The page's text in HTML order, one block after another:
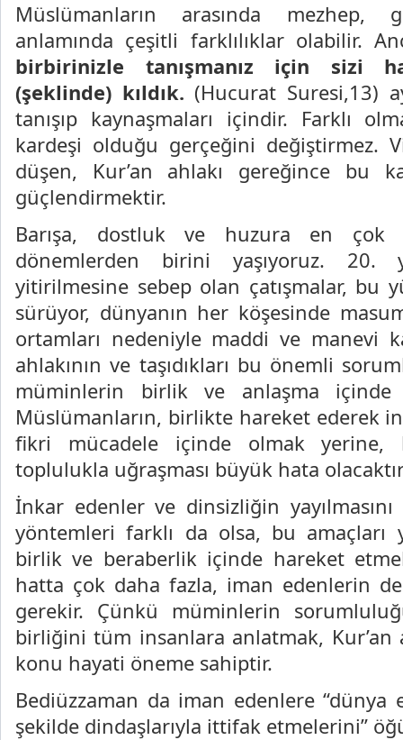
Müslümanların arasında
anlamında çeşitli farklılıklar olabilir.
birbirinizle tanışmanız için sizi
(şeklinde) kıldık. (Hucurat Suresi,13)
tanışıp kaynaşmaları içindir. Farklı
kardeşi olduğu gerçeğini değiştirmez.
düşen, Kur’an ahlakı gereğince bu
güçlendirmektir.
Barışa, dostluk ve huzura en çok
dönemlerden birini yaşıyoruz. 20.
yitirilmesine sebep olan çatışmalar, bu
sürüyor, dünyanın her köşesinde
ortamları nedeniyle maddi ve manevi
ahlakının ve taşıdıkları bu önemli
müminlerin birlik ve anlaşma içinde
Müslümanların, birlikte hareket ederek
fikri mücadele içinde olmak yerine,
toplulukla uğraşması büyük hata
İnkar edenler ve dinsizliğin
yöntemleri farklı da olsa, bu amaçları
birlik ve beraberlik içinde hareket
hatta çok daha fazla, iman edenlerin
gerekir. Çünkü müminlerin
birliğini tüm insanlara anlatmak, Kur’an
konu hayati öneme sahiptir.
Bediüzzaman da iman edenlere
şekilde dindaşlarıyla ittifak etmelerini”